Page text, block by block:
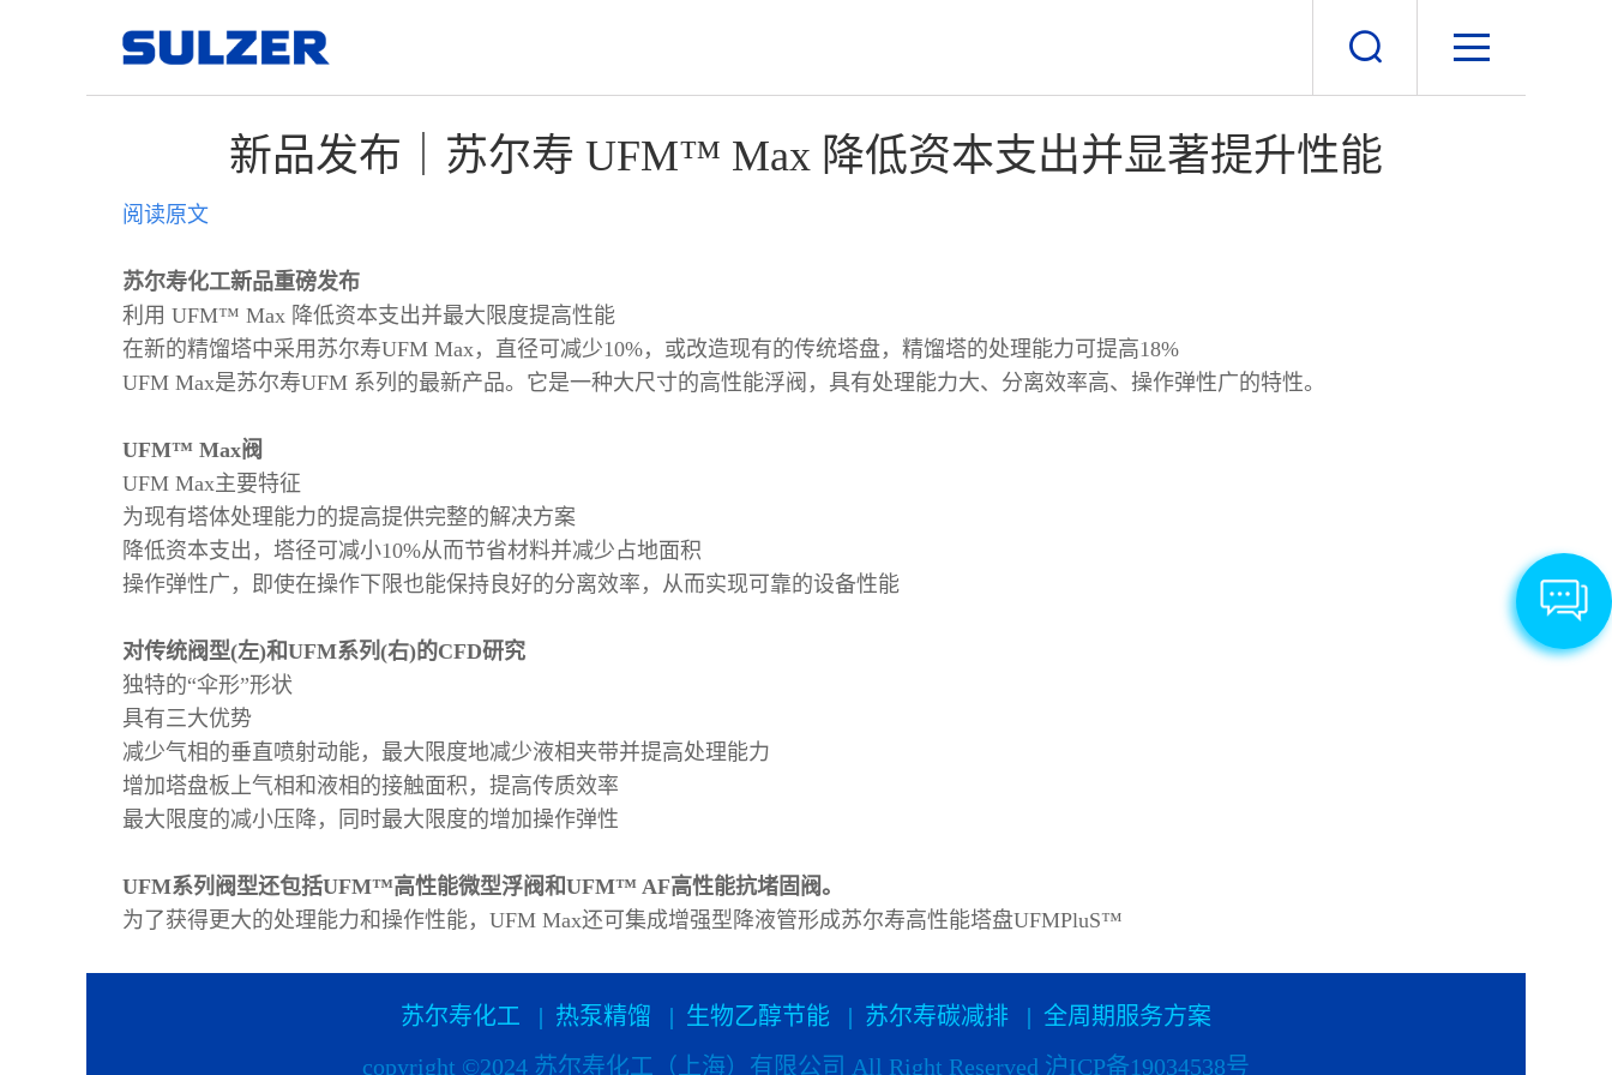
新品发布｜苏尔寿 UFM™ Max 降低资本支出并显著提升性能
阅读原文
苏尔寿化工新品重磅发布
利用 UFM™ Max 降低资本支出并最大限度提高性能
在新的精馏塔中采用苏尔寿UFM Max，直径可减少10%，或改造现有的传统塔盘，精馏塔的处理能力可提高18%
UFM Max是苏尔寿UFM 系列的最新产品。它是一种大尺寸的高性能浮阀，具有处理能力大、分离效率高、操作弹性广的特性。
UFM™ Max阀
UFM Max主要特征
为现有塔体处理能力的提高提供完整的解决方案
降低资本支出，塔径可减小10%从而节省材料并减少占地面积
操作弹性广，即使在操作下限也能保持良好的分离效率，从而实现可靠的设备性能
对传统阀型(左)和UFM系列(右)的CFD研究
独特的“伞形”形状
具有三大优势
减少气相的垂直喷射动能，最大限度地减少液相夹带并提高处理能力
增加塔盘板上气相和液相的接触面积，提高传质效率
最大限度的减小压降，同时最大限度的增加操作弹性
UFM系列阀型还包括UFM™高性能微型浮阀和UFM™ AF高性能抗堵固阀。
为了获得更大的处理能力和操作性能，UFM Max还可集成增强型降液管形成苏尔寿高性能塔盘UFMPluS™
苏尔寿化工 | 热泵精馏 | 生物乙醇节能 | 苏尔寿碳减排 | 全周期服务方案
copyright ©2024 苏尔寿化工（上海）有限公司 All Right Reserved 沪ICP备19034538号